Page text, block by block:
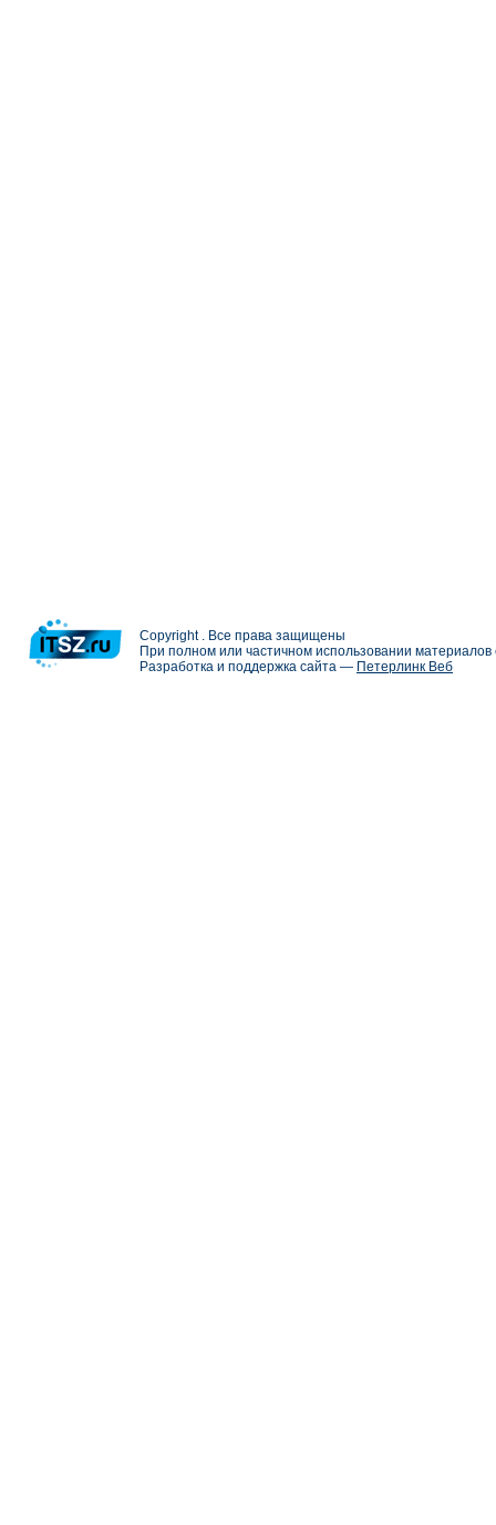
Copyright . Все права защищены
При полном или частичном использовании
Разработка и поддержка сайта — Петерлинк Веб